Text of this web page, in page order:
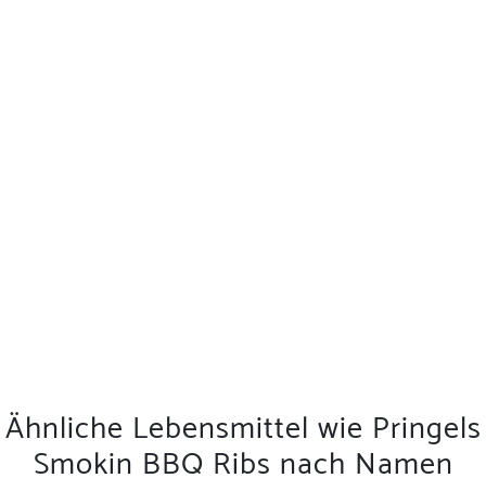
Ähnliche Lebensmittel wie Pringels
Smokin BBQ Ribs nach Namen